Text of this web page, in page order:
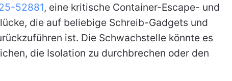
52881, eine kritische Container-Escape- und
die auf beliebige Schreib-Gadgets und
ist. Die Schwachstelle könnte es
die Isolation zu durchbrechen oder den